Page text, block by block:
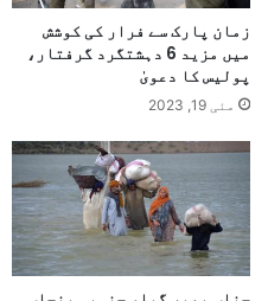
زمان پارک سے فرار کی کوشش
میں مزید 6 دہشتگرد گرفتار،
پولیس کا دعویٰ
مئی 19, 2023